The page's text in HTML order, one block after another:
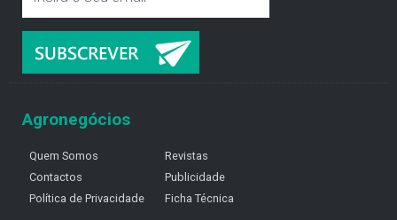
Agronegócios
Quem Somos
Contactos
Política de Privacidade
Revistas
Publicidade
Ficha Técnica